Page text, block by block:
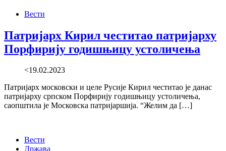
Вести
Патријарх Кирил честитао патријарху
Порфирију годишњицу устоличења
<19.02.2023
Патријарх московски и целе Русије Кирил честитао је данас
патријарху српском Порфирију годишњицу устоличења,
саопштила је Московска патријаршија. “Желим да […]
Вести
Држава